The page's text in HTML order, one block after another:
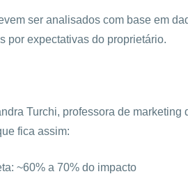
ser analisados com base em
por expectativas do proprietário.
Turchi, professora de marketing
fica assim:
~60% a 70% do impacto